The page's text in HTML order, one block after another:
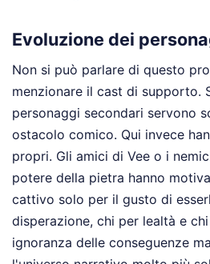
Evoluzione dei
Non si può parlare di questo
menzionare il cast di supporto.
personaggi secondari servono
ostacolo comico. Qui invece
propri. Gli amici di Vee o i
potere della pietra hanno
cattivo solo per il gusto di
disperazione, chi per lealtà e
ignoranza delle conseguenze